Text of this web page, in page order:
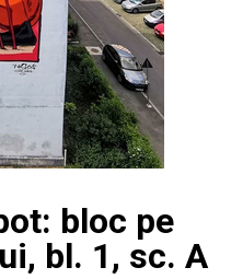
bloc pe
bl. 1, sc. A